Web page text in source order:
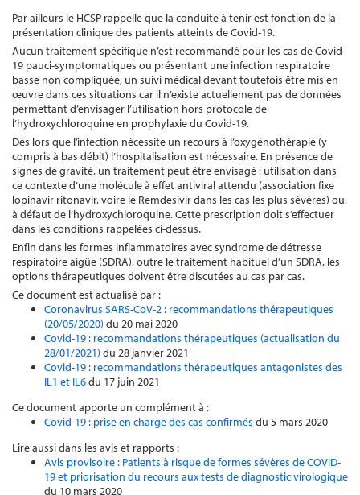
Par ailleurs le HCSP rappelle que la conduite à tenir est fonction de la
présentation clinique des patients atteints de Covid-19.
Aucun traitement spécifique n’est recommandé pour les cas de Covid-
19 pauci-symptomatiques ou présentant une infection respiratoire
basse non compliquée, un suivi médical devant toutefois être mis en
œuvre dans ces situations car il n’existe actuellement pas de données
permettant d’envisager l’utilisation hors protocole de
l’hydroxychloroquine en prophylaxie du Covid-19.
Dès lors que l’infection nécessite un recours à l’oxygénothérapie (y
compris à bas débit) l’hospitalisation est nécessaire. En présence de
signes de gravité, un traitement peut être envisagé : utilisation dans
ce contexte d’une molécule à effet antiviral attendu (association fixe
lopinavir ritonavir, voire le Remdesivir dans les cas les plus sévères) ou,
à défaut de l’hydroxychloroquine. Cette prescription doit s’effectuer
dans les conditions rappelées ci-dessus.
Enfin dans les formes inflammatoires avec syndrome de détresse
respiratoire aigüe (SDRA), outre le traitement habituel d’un SDRA, les
options thérapeutiques doivent être discutées au cas par cas.
Ce document est actualisé par :
Coronavirus SARS-CoV-2 : recommandations thérapeutiques
(20/05/2020) du 20 mai 2020
Covid-19 : recommandations thérapeutiques (actualisation du
28/01/2021) du 28 janvier 2021
Covid-19 : recommandations thérapeutiques antagonistes des
IL1 et IL6du 17 juin 2021
Ce document apporte un complément à :
Covid-19 : prise en charge des cas confirmés du 5 mars 2020
Lire aussi dans les avis et rapports :
Avis provisoire : Patients à risque de formes sévères de COVID-
19 et priorisation du recours aux tests de diagnostic virologique
du 10 mars 2020